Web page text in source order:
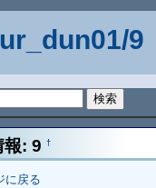
9
報: 9 †
に戻る